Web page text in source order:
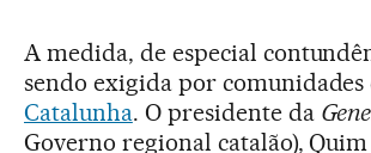
A medida, de especial
sendo exigida por comunidades
Catalunha. O presidente da
Governo regional catalão),